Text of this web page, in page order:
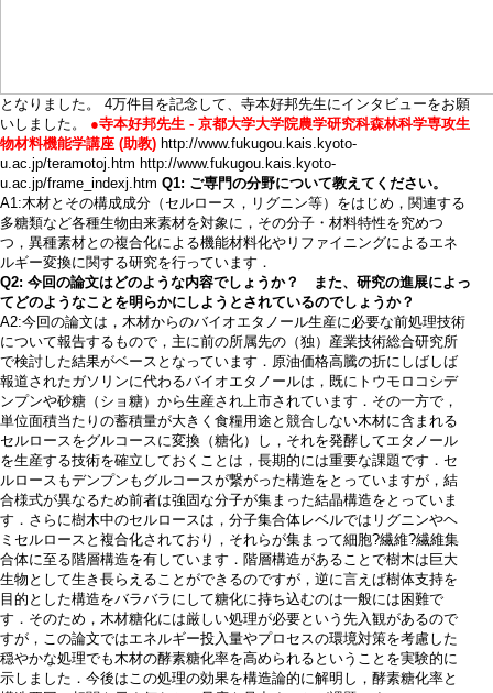
となりました。 4万件目を記念して、寺本好邦先生にインタビューをお願
いしました。 ●寺本好邦先生 - 京都大学大学院農学研究科森林科学専攻生
物材料機能学講座 (助教) http://www.fukugou.kais.kyoto-
u.ac.jp/teramotoj.htm http://www.fukugou.kais.kyoto-
u.ac.jp/frame_indexj.htm Q1: ご専門の分野について教えてください。
A1:木材とその構成成分（セルロース，リグニン等）をはじめ，関連する
多糖類など各種生物由来素材を対象に，その分子・材料特性を究めつ
つ，異種素材との複合化による機能材料化やリファイニングによるエネ
ルギー変換に関する研究を行っています．
Q2: 今回の論文はどのような内容でしょうか？ また、研究の進展によっ
てどのようなことを明らかにしようとされているのでしょうか？
A2:今回の論文は，木材からのバイオエタノール生産に必要な前処理技術
について報告するもので，主に前の所属先の（独）産業技術総合研究所
で検討した結果がベースとなっています．原油価格高騰の折にしばしば
報道されたガソリンに代わるバイオエタノールは，既にトウモロコシデ
ンプンや砂糖（ショ糖）から生産され上市されています．その一方で，
単位面積当たりの蓄積量が大きく食糧用途と競合しない木材に含まれる
セルロースをグルコースに変換（糖化）し，それを発酵してエタノール
を生産する技術を確立しておくことは，長期的には重要な課題です．セ
ルロースもデンプンもグルコースが繋がった構造をとっていますが，結
合様式が異なるため前者は強固な分子が集まった結晶構造をとっていま
す．さらに樹木中のセルロースは，分子集合体レベルではリグニンやヘ
ミセルロースと複合化されており，それらが集まって細胞?繊維?繊維集
合体に至る階層構造を有しています．階層構造があることで樹木は巨大
生物として生き長らえることができるのですが，逆に言えば樹体支持を
目的とした構造をバラバラにして糖化に持ち込むのは一般には困難で
す．そのため，木材糖化には厳しい処理が必要という先入観があるので
すが，この論文ではエネルギー投入量やプロセスの環境対策を考慮した
穏やかな処理でも木材の酵素糖化率を高められるということを実験的に
示しました．今後はこの処理の効果を構造論的に解明し，酵素糖化率と